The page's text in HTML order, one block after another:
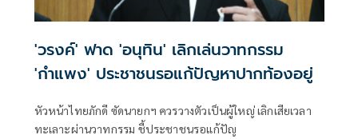
'วรงค์' ฟาด 'อนุทิน' เลิกเล่นวาทกรรม
'กำแพง' ประชาชนรอแก้ปัญหาปากท้องอยู่
หัวหน้าไทยภักดี ซัดนายกฯ ควรวางตัวเป็นผู้ใหญ่ เลิกเสียเวลา
ทะเลาะผ่านวาทกรรม ชี้ประชาชนรอแก้ปัญ